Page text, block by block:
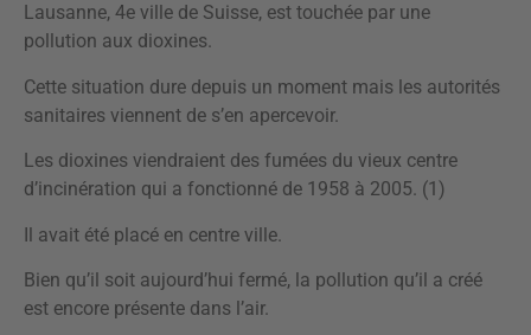
Lausanne, 4e ville de Suisse, est touchée par une
pollution aux dioxines.
Cette situation dure depuis un moment mais les autorités
sanitaires viennent de s’en apercevoir.
Les dioxines viendraient des fumées du vieux centre
d’incinération qui a fonctionné de 1958 à 2005. (1)
Il avait été placé en centre ville.
Bien qu’il soit aujourd’hui fermé, la pollution qu’il a créé
est encore présente dans l’air.